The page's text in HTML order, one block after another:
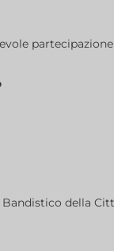
partecipazione
della